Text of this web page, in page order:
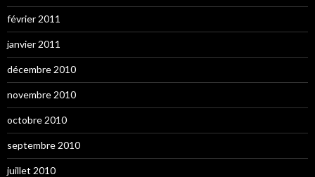
février 2011
janvier 2011
décembre 2010
novembre 2010
octobre 2010
septembre 2010
juillet 2010